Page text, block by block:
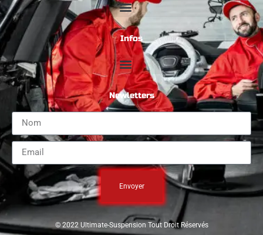
Infos
Newletters
Envoyer
© 2022 Ultimate-Suspension Tout Droit Réservés